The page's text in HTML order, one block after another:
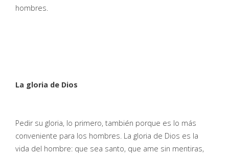
hombres.
La gloria de Dios
Pedir su gloria, lo primero, también porque es lo más
conveniente para los hombres. La gloria de Dios es la
vida del hombre: que sea santo, que ame sin mentiras,